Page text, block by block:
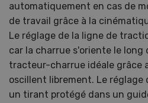
automatiquement en cas de
de travail grâce à la
Le réglage de la ligne de
car la charrue s'oriente le
tracteur-charrue idéale grâce
oscillent librement. Le réglage
un tirant protégé dans un